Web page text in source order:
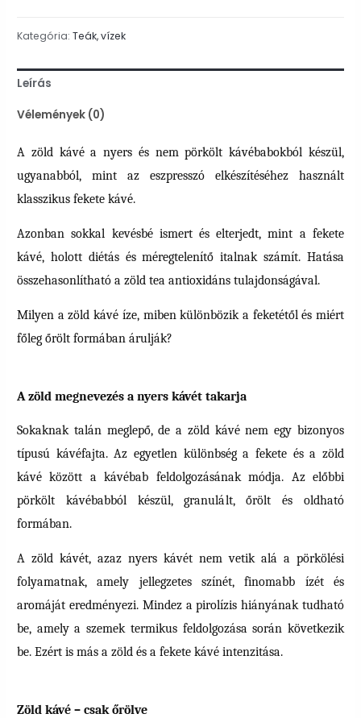
Kategória:Teák, vízek
Leírás
Vélemények (0)
A zöld kávé a nyers és nem pörkölt kávébabokból készül,
ugyanabból, mint az eszpresszó elkészítéséhez használt
klasszikus fekete kávé.
Azonban sokkal kevésbé ismert és elterjedt, mint a fekete
kávé, holott diétás és méregtelenítő italnak számít. Hatása
összehasonlítható a zöld tea antioxidáns tulajdonságával.
Milyen a zöld kávé íze, miben különbözik a feketétől és miért
főleg őrölt formában árulják?
A zöld megnevezés a nyers kávét takarja
Sokaknak talán meglepő, de a zöld kávé nem egy bizonyos
típusú kávéfajta. Az egyetlen különbség a fekete és a zöld
kávé között a kávébab feldolgozásának módja. Az előbbi
pörkölt kávébabból készül, granulált, őrölt és oldható
formában.
A zöld kávét, azaz nyers kávét nem vetik alá a pörkölési
folyamatnak, amely jellegzetes színét, finomabb ízét és
aromáját eredményezi. Mindez a pirolízis hiányának tudható
be, amely a szemek termikus feldolgozása során következik
be. Ezért is más a zöld és a fekete kávé intenzitása.
Zöld kávé – csak őrölve